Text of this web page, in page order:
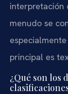
interpretación
menudo se
principal es
¿Qué son los